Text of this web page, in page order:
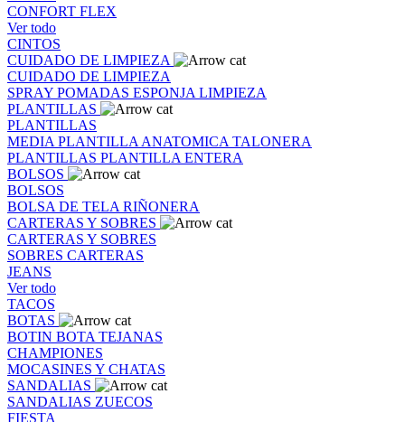
CONFORT FLEX
Ver todo
CINTOS
CUIDADO DE LIMPIEZA
CUIDADO DE LIMPIEZA
SPRAY POMADAS ESPONJA LIMPIEZA
PLANTILLAS
PLANTILLAS
MEDIA PLANTILLA ANATOMICA TALONERA
PLANTILLAS PLANTILLA ENTERA
BOLSOS
BOLSOS
BOLSA DE TELA RIÑONERA
CARTERAS Y SOBRES
CARTERAS Y SOBRES
SOBRES CARTERAS
JEANS
Ver todo
TACOS
BOTAS
BOTIN BOTA TEJANAS
CHAMPIONES
MOCASINES Y CHATAS
SANDALIAS
SANDALIAS ZUECOS
FIESTA